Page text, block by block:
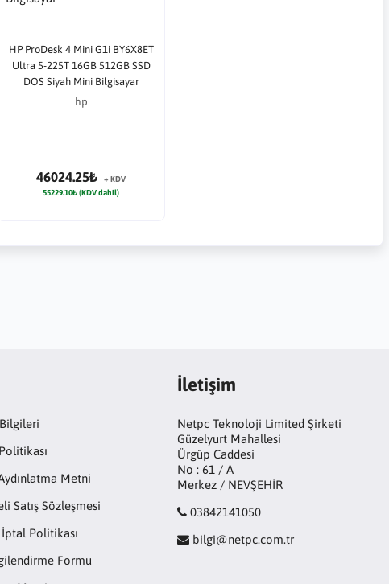
HP ProDesk 4 Mini G1i BY6X8ET
Ultra 5-225T 16GB 512GB SSD
DOS Siyah Mini Bilgisayar
hp
46024.25₺
+ KDV
55229.10₺ (KDV dahil)
Metni
Satış Sözleşmesi
Politikası
Formu
İletişim
Netpc Teknoloji Limited Şirketi
Güzelyurt Mahallesi
Ürgüp Caddesi
No : 61 / A
Merkez / NEVŞEHİR
03842141050
bilgi@netpc.com.tr